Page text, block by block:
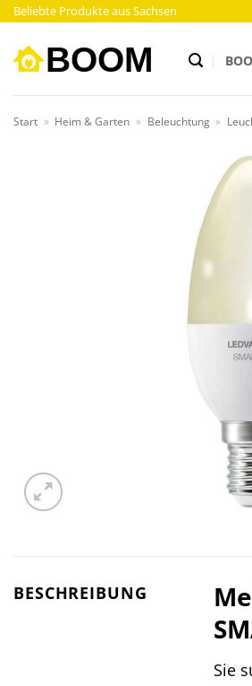
Zum
springen
Beliebte Produkte aus Sachsen
Start » Heim & Garten » Beleuchtung »
BESCHREIBUNG
Sie